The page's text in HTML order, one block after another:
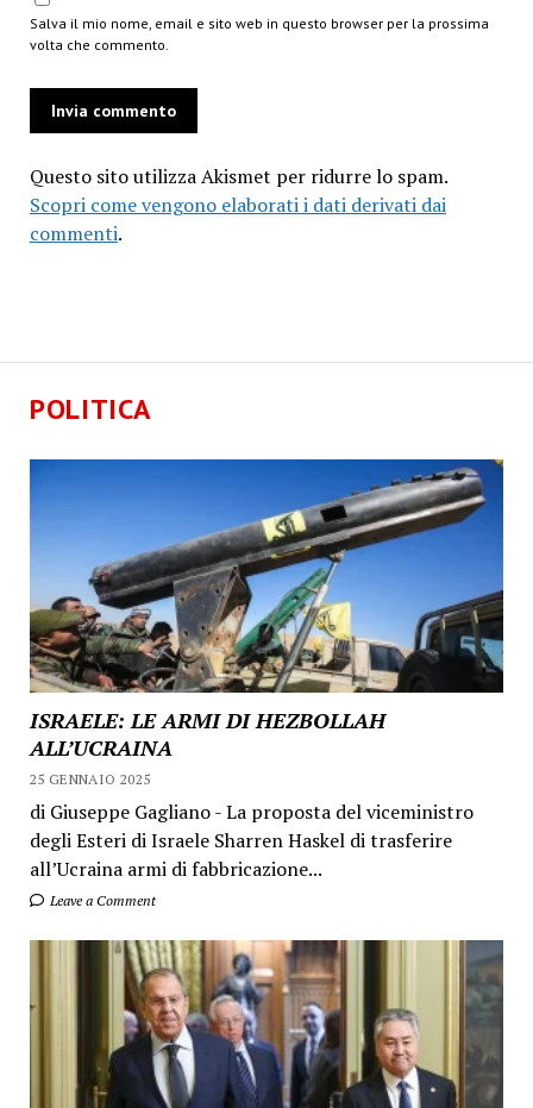
POLITICA
ISRAELE: LE ARMI DI HEZBOLLAH
ALL’UCRAINA
25 GENNAIO 2025
di Giuseppe Gagliano - La proposta del viceministro
degli Esteri di Israele Sharren Haskel di trasferire
all’Ucraina armi di fabbricazione...
Leave a Comment
Salva il mio nome, email e sito web in questo browser per la prossima
volta che commento.
Questo sito utilizza Akismet per ridurre lo spam.
Scopri come vengono elaborati i dati derivati dai
commenti.